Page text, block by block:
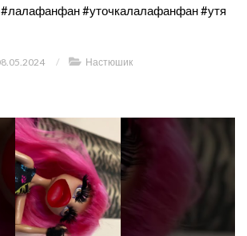
#лалафанфан #уточкалалафанфан #утя
/ Настюшик